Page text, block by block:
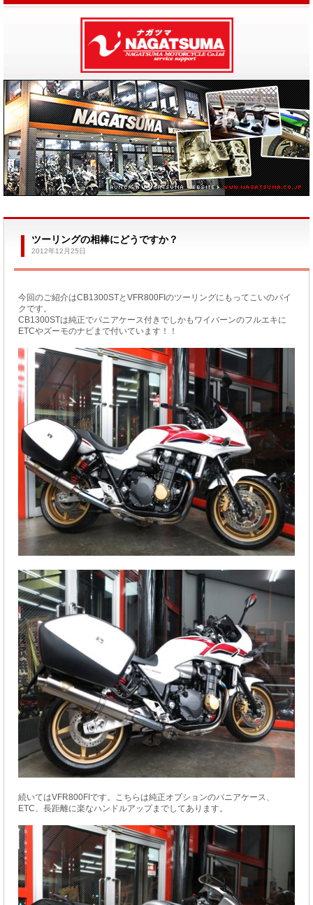
ツーリングの相棒にどうですか？
2012年12月25日
今回のご紹介はCB1300STとVFR800FIのツーリングにもってこいのバイ
クです。
CB1300STは純正でパニアケース付きでしかもワイバーンのフルエキに
ETCやズーモのナビまで付いています！！
続いてはVFR800FIです。こちらは純正オプションのパニアケース、
ETC、長距離に楽なハンドルアップまでしてあります。